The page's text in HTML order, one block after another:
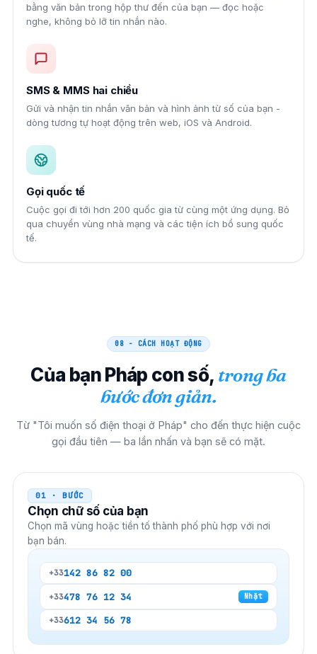
bằng văn bản trong hộp thư đến của bạn — đọc hoặc
nghe, không bỏ lỡ tin nhắn nào.
SMS & MMS hai chiều
Gửi và nhận tin nhắn văn bản và hình ảnh từ số của bạn -
dòng tương tự hoạt động trên web, iOS và Android.
Gọi quốc tế
Cuộc gọi đi tới hơn 200 quốc gia từ cùng một ứng dụng. Bỏ
qua chuyển vùng nhà mạng và các tiện ích bổ sung quốc
tế.
08 - CÁCH HOẠT ĐỘNG
Của bạnPháp con số, trong ba
bước đơn giản.
Từ "Tôi muốn số điện thoại ở Pháp" cho đến thực hiện cuộc
gọi đầu tiên — ba lần nhấn và bạn sẽ có mặt.
01 · BƯỚC
Chọn chữ số của bạn
Chọn mã vùng hoặc tiền tố thành phố phù hợp với nơi
bạn bán.
+33142 86 82 00
+33478 76 12 34 Nhặt
+33612 34 56 78